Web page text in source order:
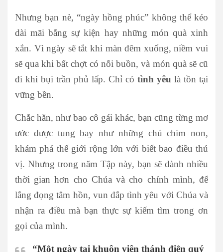
Nhưng bạn nè, “ngày hồng phúc” không thể kéo
dài mãi bằng sự kiện hay những món quà xinh
xắn. Vì ngày sẽ tắt khi màn đêm xuống, niềm vui
sẽ qua khi bất chợt có nỗi buồn, và món quà sẽ cũ
đi khi bụi trần phủ lấp. Chỉ có tình yêu là tồn tại
vững bền.
Chắc hẳn, như bao cô gái khác, bạn cũng từng mơ
ước được tung bay như những chú chim non,
khám phá thế giới rộng lớn với biết bao điều thú
vị. Nhưng trong năm Tập này, bạn sẽ dành nhiều
thời gian hơn cho Chúa và cho chính mình, để
lắng đọng tâm hồn, vun đắp tình yêu với Chúa và
nhận ra điều mà bạn thực sự kiếm tìm trong ơn
gọi của mình.
“Một ngày tại khuôn viên thánh điện quý